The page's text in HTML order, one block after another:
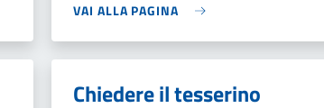
VAI ALLA PAGINA
Chiedere il tesserino